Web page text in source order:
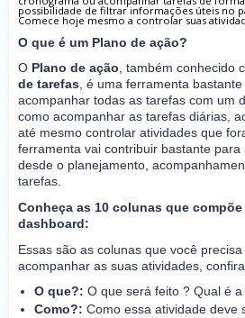
possibilidade de filtrar informações úteis no
Comece hoje mesmo a controlar suas
O que é um Plano de ação?
O Plano de ação, também conhecido
de tarefas, é uma ferramenta
acompanhar todas as tarefas com um
como acompanhar as tarefas diárias,
até mesmo controlar atividades que
ferramenta vai contribuir bastante para
desde o planejamento,
tarefas.
Conheça as 10 colunas que
dashboard:
Essas são as colunas que você
acompanhar as suas atividades,
O que?: O que será feito ? Qual é
Como?: Como essa atividade deve